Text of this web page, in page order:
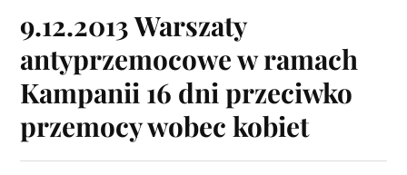
9.12.2013 Warszaty
antyprzemocowe w ramach
Kampanii 16 dni przeciwko
przemocy wobec kobiet